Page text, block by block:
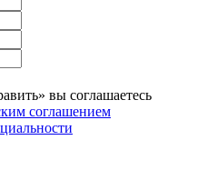
вы соглашаетесь
соглашением